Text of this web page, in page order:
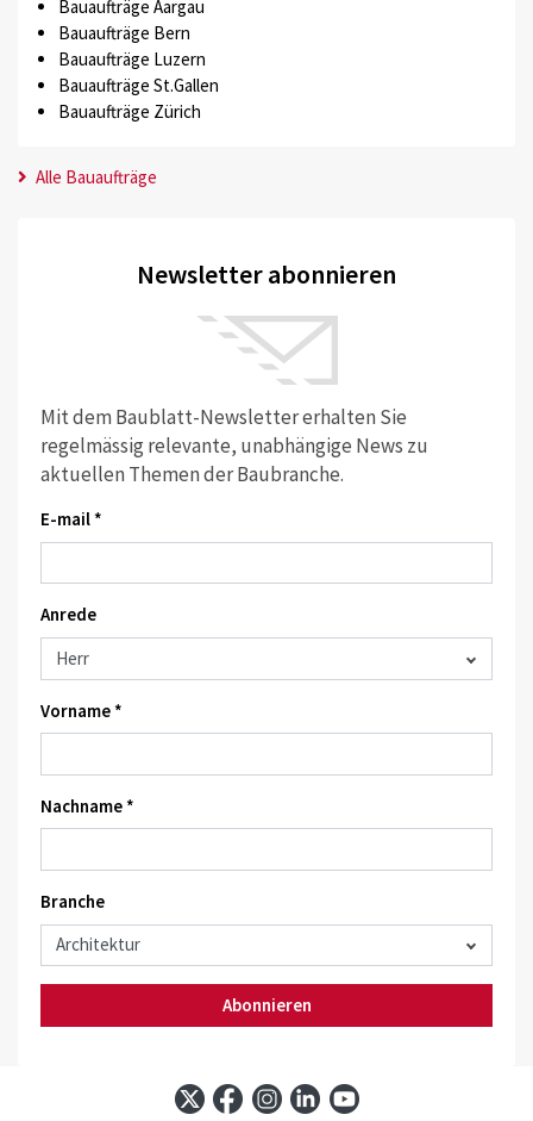
Bauaufträge Aargau
Bauaufträge Bern
Bauaufträge Luzern
Bauaufträge St.Gallen
Bauaufträge Zürich
Alle Bauaufträge
Newsletter abonnieren
Mit dem Baublatt-Newsletter erhalten Sie
regelmässig relevante, unabhängige News zu
aktuellen Themen der Baubranche.
E-mail *
Anrede
Vorname *
Nachname *
Branche
Abonnieren